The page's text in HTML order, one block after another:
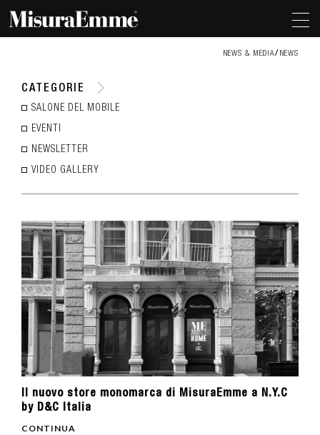
NEWS & MEDIA NEWS
CATEGORIE
SALONE DEL MOBILE
EVENTI
NEWSLETTER
VIDEO GALLERY
Il nuovo store monomarca di MisuraEmme a N.Y.C
by D&C Italia
CONTINUA